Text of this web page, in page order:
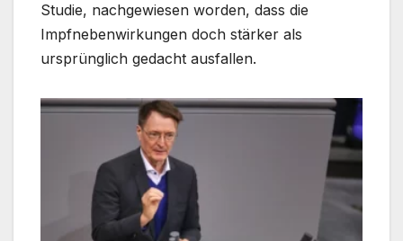
Studie, nachgewiesen worden, dass die
Impfnebenwirkungen doch stärker als
ursprünglich gedacht ausfallen.